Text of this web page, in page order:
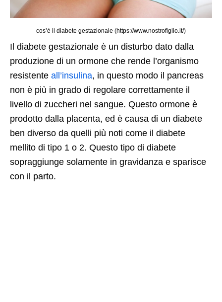
cos’è il diabete gestazionale (https://www.nostrofiglio.it/)
Il diabete gestazionale è un disturbo dato dalla
produzione di un ormone che rende l’organismo
resistente all’insulina, in questo modo il pancreas
non è più in grado di regolare correttamente il
livello di zuccheri nel sangue. Questo ormone è
prodotto dalla placenta, ed è causa di un diabete
ben diverso da quelli più noti come il diabete
mellito di tipo 1 o 2. Questo tipo di diabete
sopraggiunge solamente in gravidanza e sparisce
con il parto.